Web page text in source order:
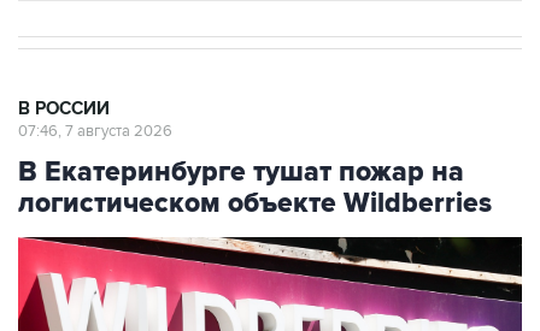
В РОССИИ
07:46, 7 августа 2026
В Екатеринбурге тушат пожар на
логистическом объекте Wildberries